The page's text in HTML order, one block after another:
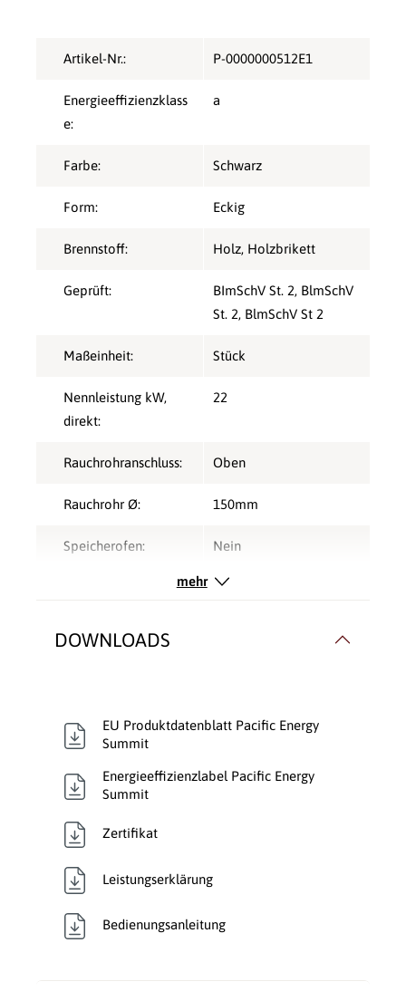
Artikel-Nr.: P-0000000512E1
Energieeffizienzklass
e:
a
Farbe: Schwarz
Form: Eckig
Brennstoff: Holz, Holzbrikett
Geprüft: BImSchV St. 2, BlmSchV
St. 2, BlmSchV St 2
Maßeinheit: Stück
Nennleistung kW,
direkt:
22
Rauchrohranschluss: Oben
Rauchrohr Ø: 150mm
Speicherofen: Nein
Raumluftabhängig
mehr
DOWNLOADS
EU Produktdatenblatt Pacific Energy
Summit
Energieeffizienzlabel Pacific Energy
Summit
Zertifikat
Leistungserklärung
Bedienungsanleitung